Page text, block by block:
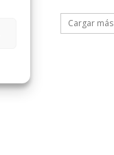
Cargar más